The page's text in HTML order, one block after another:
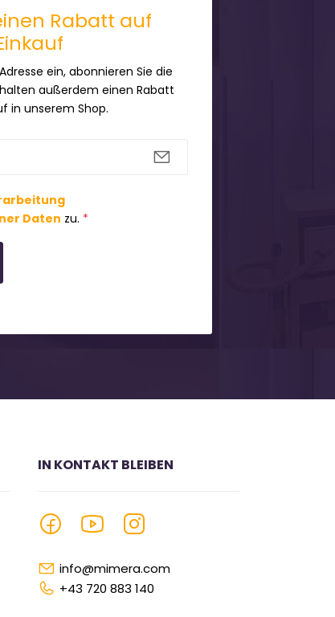
Rabatt auf
ein, abonnieren Sie die
außerdem einen Rabatt
in unserem Shop.
Daten zu. *
IN KONTAKT BLEIBEN
info@mimera.com
+43 720 883 140